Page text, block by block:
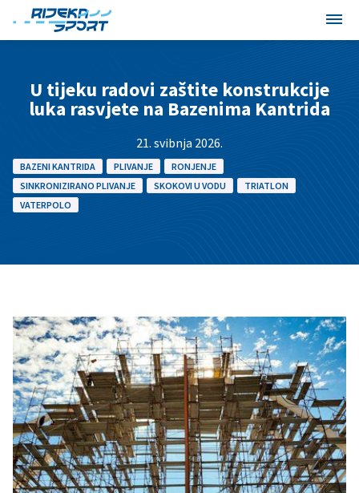
U tijeku radovi zaštite konstrukcije
luka rasvjete na Bazenima Kantrida
21. svibnja 2026.
BAZENI KANTRIDA PLIVANJE
RONJENJE
SINKRONIZIRANO PLIVANJE
SKOKOVI U VODU
TRIATLON
VATERPOLO